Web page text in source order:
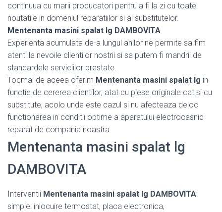
continuua cu marii producatori pentru a fi la zi cu toate
noutatile in domeniul reparatiilor si al substitutelor.
Mentenanta masini spalat lg DAMBOVITA
Experienta acumulata de-a lungul anilor ne permite sa fim
atenti la nevoile clientilor nostrii si sa putem fi mandrii de
standardele serviciilor prestate.
Tocmai de aceea oferim Mentenanta masini spalat lg in
functie de cererea clientilor, atat cu piese originale cat si cu
substitute, acolo unde este cazul si nu afecteaza deloc
functionarea in conditii optime a aparatului electrocasnic
reparat de compania noastra.
Mentenanta masini spalat lg
DAMBOVITA
Interventii Mentenanta masini spalat lg DAMBOVITA:
simple: inlocuire termostat, placa electronica,